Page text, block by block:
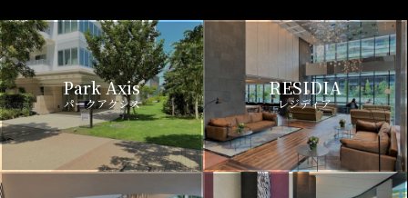
Park Axis
パークアクシス
RESIDIA
レジディア